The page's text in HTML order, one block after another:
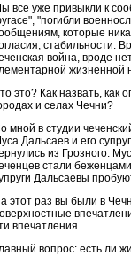
все уже привыкли к
"погибли
которые
стабильности.
война, вроде
жизненной
это? Как назвать, как
и селах Чечни?
мной в студии
Дальсаев и его
из Грозного.
стали
Дальсаевы
этот раз вы были в
впечатления.
вопрос: есть ли